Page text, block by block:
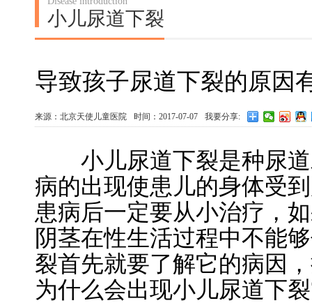
小儿尿道下裂
导致孩子尿道下裂的原因
来源：北京天使儿童医院 时间：2017-07-07 我要分享:
小儿尿道下裂是种尿道
病的出现使患儿的身体受
患病后一定要从小治疗，
阴茎在性生活过程中不能
裂首先就要了解它的病因
为什么会出现小儿尿道下